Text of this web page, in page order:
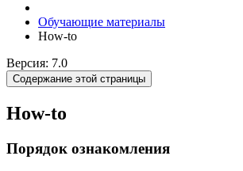
Обучающие материалы
How-to
Версия: 7.0
Содержание этой страницы
How-to
Порядок ознакомления